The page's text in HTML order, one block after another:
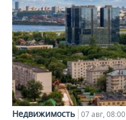
Недвижимость 07 авг, 08:00